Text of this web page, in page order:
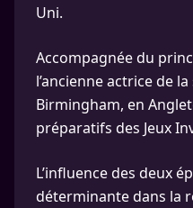
Uni.
Accompagnée du
l’ancienne actrice de
Birmingham, en
préparatifs des Jeux
L’influence des deux
déterminante dans la